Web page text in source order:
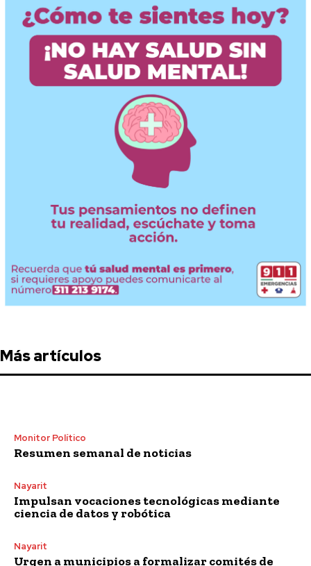
Más artículos
Monitor Político
Resumen semanal de noticias
Nayarit
Impulsan vocaciones tecnológicas mediante
ciencia de datos y robótica
Nayarit
Urgen a municipios a formalizar comités de